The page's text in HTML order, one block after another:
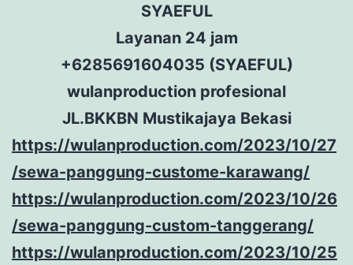
SYAEFUL
Layanan 24 jam
+6285691604035 (SYAEFUL)
wulanproduction profesional
JL.BKKBN Mustikajaya Bekasi
https://wulanproduction.com/2023/10/27
/sewa-panggung-custome-karawang/
https://wulanproduction.com/2023/10/26
/sewa-panggung-custom-tanggerang/
https://wulanproduction.com/2023/10/25